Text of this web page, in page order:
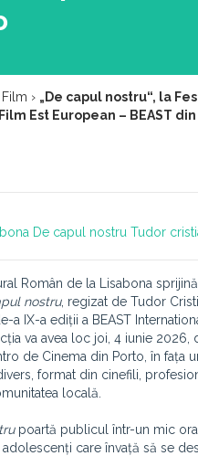
Film › „De capul nostru“, la
Est European – BEAST
De capul nostru Tudor
Român de la Lisabona
nostru, regizat de Tudor
a IX-a ediții a BEAST
va avea loc joi, 4 iunie 2026,
de Cinema din Porto, în fața
format din cinefili,
locală.
poartă publicul într-un mic
care învață să se